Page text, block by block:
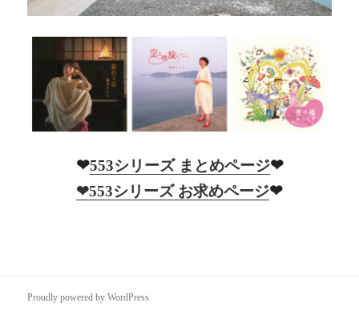
❤︎553シリーズ まとめページ❤︎
❤︎553シリーズ お求めページ❤︎
Proudly powered by WordPress